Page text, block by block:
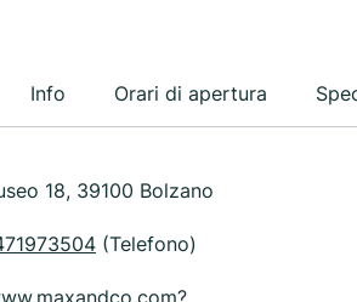
Info Orari di apertura
18, 39100 Bolzano
(Telefono)